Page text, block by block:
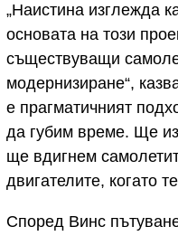
„Наистина изглежда
основата на този
съществуващи
модернизиране“,
е прагматичният
да губим време. Ще
ще вдигнем
двигателите, когато
Според Винс